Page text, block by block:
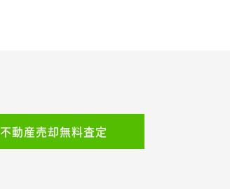
不動産売却無料査定